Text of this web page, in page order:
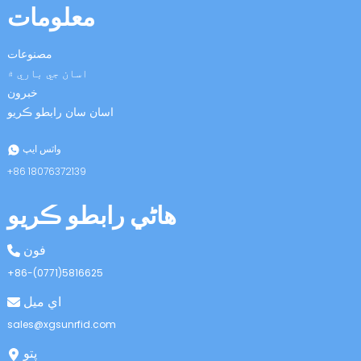
معلومات
مصنوعات
اسان جي باري ۾
خبرون
اسان سان رابطو ڪريو
واٽس ايپ
+86 18076372139
هاڻي رابطو ڪريو
فون
+86-(0771)5816625
اي ميل
sales@xgsunrfid.com
پتو